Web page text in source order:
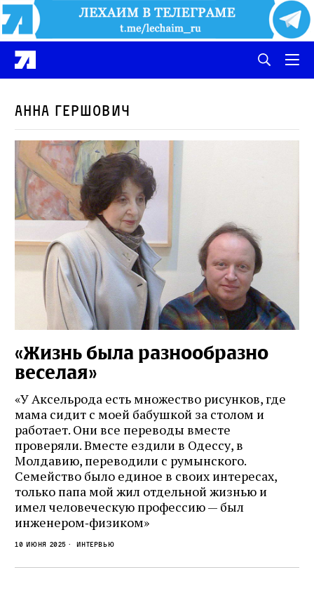
Анна Гершович
«Жизнь была разнообразно
веселая»
«У Аксельрода есть множество рисунков, где
мама сидит с моей бабушкой за столом и
работает. Они все переводы вместе
проверяли. Вместе ездили в Одессу, в
Молдавию, переводили с румынского.
Семейство было единое в своих интересах,
только папа мой жил отдельной жизнью и
имел человеческую профессию — был
инженером‑физиком»
10 июня 2025 Интервью